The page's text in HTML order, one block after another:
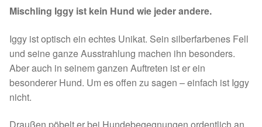
Januar bis Juni 2024
Spenden 2023
Juli bis Dezember 2023
Mischling Iggy ist kein Hund wie jeder andere.
Iggy ist optisch ein echtes Unikat. Sein silberfarbenes Fell
und seine ganze Ausstrahlung machen ihn besonders.
Aber auch in seinem ganzen Auftreten ist er ein
besonderer Hund. Um es offen zu sagen – einfach ist Iggy
nicht.